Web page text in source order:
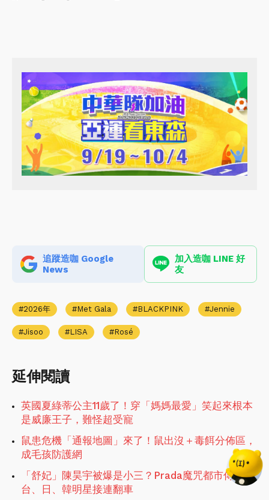
追蹤造咖 Google
News
加入造咖 LINE 好
友
2026年 Met Gala BLACKPINK Jennie
Jisoo LISA Rosé
延伸閱讀
英國夏綠蒂公主11歲了！穿「媽媽最愛」笑起來根本
是威廉王子，難怪超受寵
鼠患危機「通報地圖」來了！鼠出沒＋毒餌分佈區，
成毛孩防護網
「舒妃」陳昊宇被爆是小三？Prada魔咒都市傳說，
台、日、韓明星接連翻車